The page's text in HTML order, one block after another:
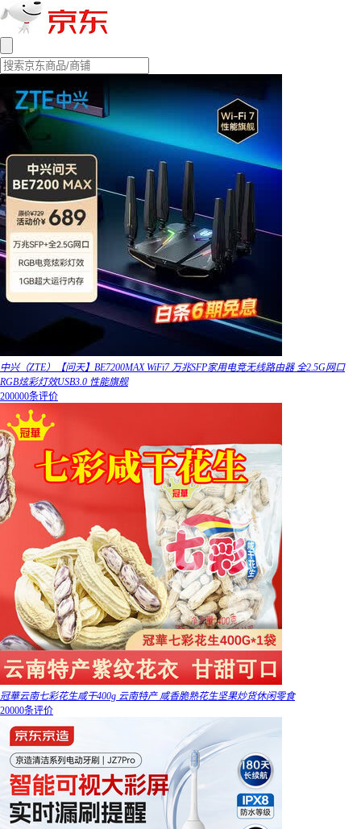
中兴（ZTE）【问天】BE7200MAX WiFi7 万兆SFP家用电竞无线路由器 全2.5G网口
RGB炫彩灯效USB3.0 性能旗舰
200000条评价
冠華云南七彩花生咸干400g 云南特产 咸香脆熟花生坚果炒货休闲零食
20000条评价